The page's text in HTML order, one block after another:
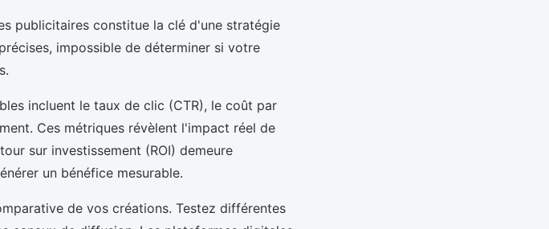
publicitaires constitue la clé d'une stratégie
impossible de déterminer si votre
incluent le taux de clic (CTR), le coût par
Ces métriques révèlent l'impact réel de
sur investissement (ROI) demeure
un bénéfice mesurable.
de vos créations. Testez différentes